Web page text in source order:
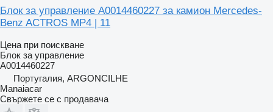
Блок за управление A0014460227 за камион Mercedes-
Benz ACTROS MP4 | 11
Цена при поискване
Блок за управление
A0014460227
Португалия, ARGONCILHE
Manaiacar
Свържете се с продавача